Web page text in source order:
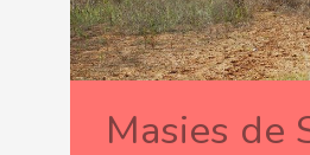
Masies de